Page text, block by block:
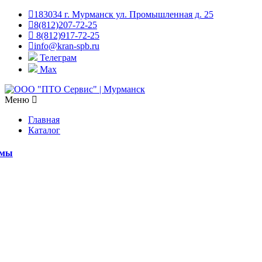
183034 г. Мурманск ул. Промышленная д. 25
8(812)207-72-25
8(812)917-72-25
info@kran-spb.ru
Телеграм
Max
Меню
Главная
Каталог